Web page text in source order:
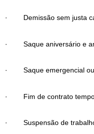
· Demissão sem justa
· Saque aniversário e
· Saque emergencial ou
· Fim de contrato
· Suspensão de